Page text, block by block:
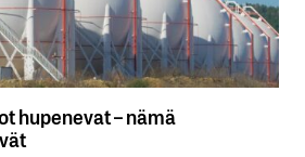
hupenevat – nämä